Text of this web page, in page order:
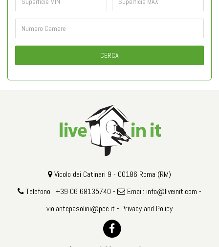
CERCA
Vicolo dei Catinari 9 - 00186 Roma (RM)
Telefono : +39 06 68135740 -
Email: info@liveinit.com -
violantepasolini@pec.it - Privacy and Policy